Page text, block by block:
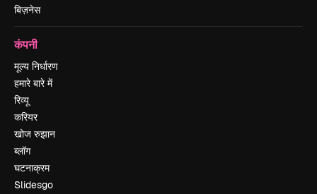
बिज़नेस
कंपनी
मूल्य निर्धारण
हमारे बारे में
रिव्यू
करियर
खोज रुझान
ब्लॉग
घटनाक्रम
Slidesgo